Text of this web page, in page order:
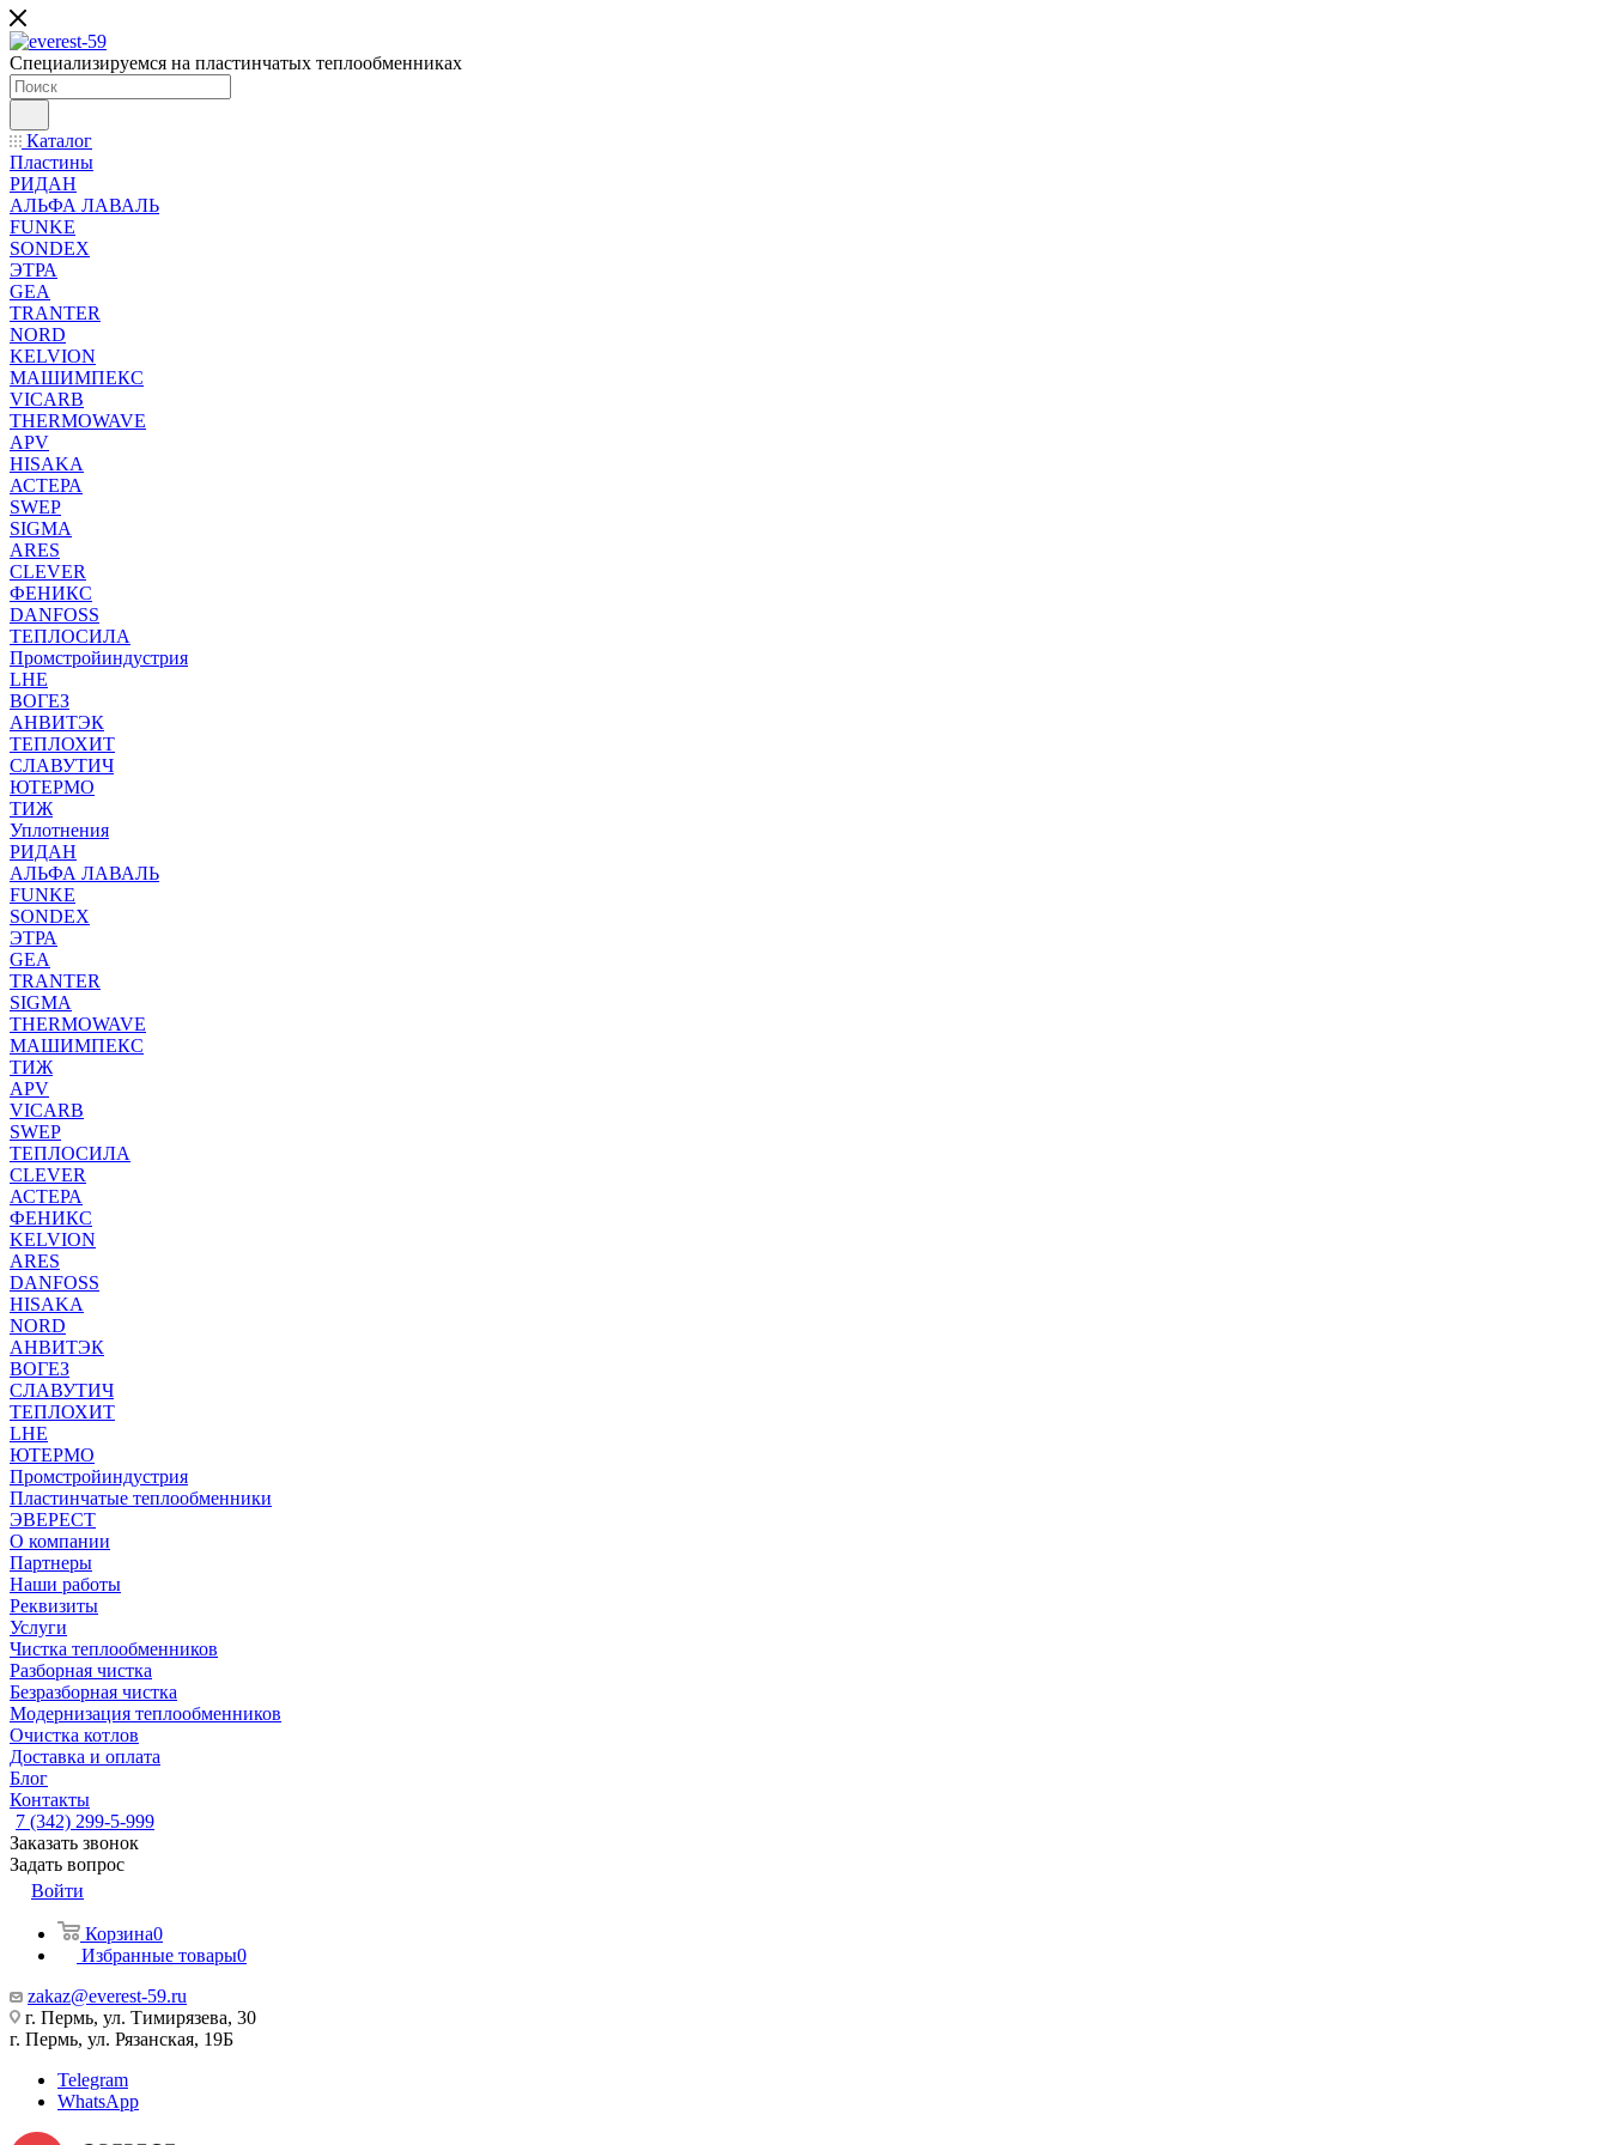
Специализируемся на пластинчатых теплообменниках
Каталог
Пластины
РИДАН
АЛЬФА ЛАВАЛЬ
FUNKE
SONDEX
ЭТРА
GEA
TRANTER
NORD
KELVION
МАШИМПЕКС
VICARB
THERMOWAVE
APV
HISAKA
АСТЕРА
SWEP
SIGMA
ARES
CLEVER
ФЕНИКС
DANFOSS
ТЕПЛОСИЛА
Промстройиндустрия
LHE
ВОГЕЗ
АНВИТЭК
ТЕПЛОХИТ
СЛАВУТИЧ
ЮТЕРМО
ТИЖ
Уплотнения
РИДАН
АЛЬФА ЛАВАЛЬ
FUNKE
SONDEX
ЭТРА
GEA
TRANTER
SIGMA
THERMOWAVE
МАШИМПЕКС
ТИЖ
APV
VICARB
SWEP
ТЕПЛОСИЛА
CLEVER
АСТЕРА
ФЕНИКС
KELVION
ARES
DANFOSS
HISAKA
NORD
АНВИТЭК
ВОГЕЗ
СЛАВУТИЧ
ТЕПЛОХИТ
LHE
ЮТЕРМО
Промстройиндустрия
Пластинчатые теплообменники
ЭВЕРЕСТ
О компании
Партнеры
Наши работы
Реквизиты
Услуги
Чистка теплообменников
Разборная чистка
Безразборная чистка
Модернизация теплообменников
Очистка котлов
Доставка и оплата
Блог
Контакты
7 (342) 299-5-999
Заказать звонок
Задать вопрос
Войти
Корзина0
Избранные товары0
zakaz@everest-59.ru
г. Пермь, ул. Тимирязева, 30
г. Пермь, ул. Рязанская, 19Б
Telegram
WhatsApp